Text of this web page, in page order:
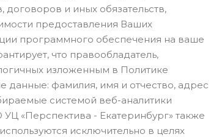
и иных обязательств,
предоставления Ваших
программного обеспечения на ваше
что правообладатель,
изложенным в Политике
данные: фамилия, имя и отчество, адрес
системой веб-аналитики
«Перспектива - Екатеринбург» также
исключительно в целях